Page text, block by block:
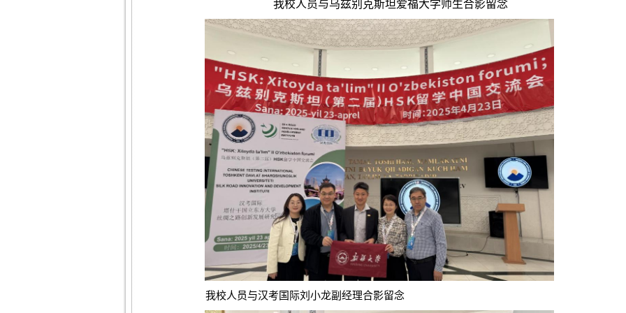
我校人员与乌兹别克斯坦爱福大学师生合影留念
我校人员与汉考国际刘小龙副经理合影留念